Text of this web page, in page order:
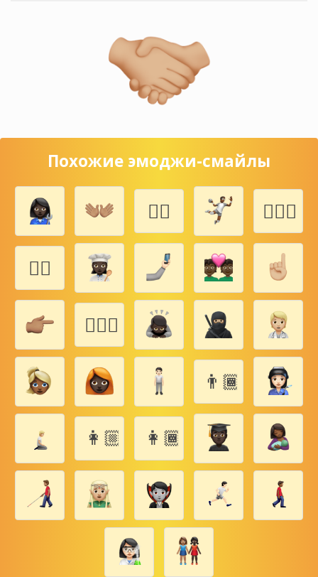
Похожие эмоджи-смайлы
⛷🏻 🤼🏿‍♀️
🖔🏾
👩🏿‍❤️‍💋‍👨
👩🏼‍👩🏼‍👦🏼👩🏾‍👩🏾‍👦🏾‍👧🏾